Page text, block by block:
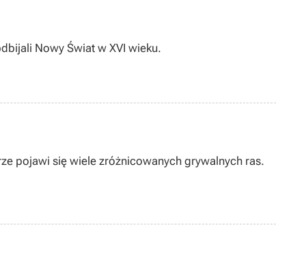
Nowy Świat w XVI wieku.
pojawi się wiele zróżnicowanych grywalnych ras.